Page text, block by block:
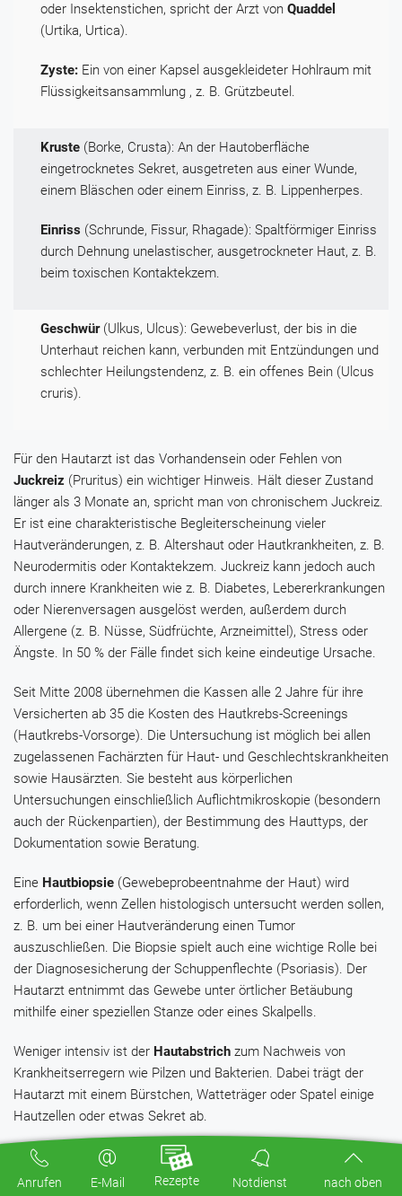
Anrufen E-Mail Rezepte Notdienst nach oben
oder Insektenstichen, spricht der Arzt von Quaddel
(Urtika, Urtica).
Zyste: Ein von einer Kapsel ausgekleideter Hohlraum mit
Flüssigkeitsansammlung , z. B. Grützbeutel.
Kruste (Borke, Crusta): An der Hautoberfläche
eingetrocknetes Sekret, ausgetreten aus einer Wunde,
einem Bläschen oder einem Einriss, z. B. Lippenherpes.
Einriss (Schrunde, Fissur, Rhagade): Spaltförmiger Einriss
durch Dehnung unelastischer, ausgetrockneter Haut, z. B.
beim toxischen Kontaktekzem.
Geschwür(Ulkus, Ulcus): Gewebeverlust, der bis in die
Unterhaut reichen kann, verbunden mit Entzündungen und
schlechter Heilungstendenz, z. B. ein offenes Bein (Ulcus
cruris).
Für den Hautarzt ist das Vorhandensein oder Fehlen von
Juckreiz (Pruritus) ein wichtiger Hinweis. Hält dieser Zustand
länger als 3 Monate an, spricht man von chronischem Juckreiz.
Er ist eine charakteristische Begleiterscheinung vieler
Hautveränderungen, z. B. Altershaut oder Hautkrankheiten, z. B.
Neurodermitis oder Kontaktekzem. Juckreiz kann jedoch auch
durch innere Krankheiten wie z. B. Diabetes, Lebererkrankungen
oder Nierenversagen ausgelöst werden, außerdem durch
Allergene (z. B. Nüsse, Südfrüchte, Arzneimittel), Stress oder
Ängste. In 50 % der Fälle findet sich keine eindeutige Ursache.
Seit Mitte 2008 übernehmen die Kassen alle 2 Jahre für ihre
Versicherten ab 35 die Kosten des Hautkrebs-Screenings
(Hautkrebs-Vorsorge). Die Untersuchung ist möglich bei allen
zugelassenen Fachärzten für Haut- und Geschlechtskrankheiten
sowie Hausärzten. Sie besteht aus körperlichen
Untersuchungen einschließlich Auflichtmikroskopie (besondern
auch der Rückenpartien), der Bestimmung des Hauttyps, der
Dokumentation sowie Beratung.
Eine Hautbiopsie (Gewebeprobeentnahme der Haut) wird
erforderlich, wenn Zellen histologisch untersucht werden sollen,
z. B. um bei einer Hautveränderung einen Tumor
auszuschließen. Die Biopsie spielt auch eine wichtige Rolle bei
der Diagnosesicherung der Schuppenflechte (Psoriasis). Der
Hautarzt entnimmt das Gewebe unter örtlicher Betäubung
mithilfe einer speziellen Stanze oder eines Skalpells.
Weniger intensiv ist der Hautabstrich zum Nachweis von
Krankheitserregern wie Pilzen und Bakterien. Dabei trägt der
Hautarzt mit einem Bürstchen, Watteträger oder Spatel einige
Hautzellen oder etwas Sekret ab.
07.07.2020
| Von: Dr. med. Arne Schäffler in: Gesundheit heute,
herausgegeben von Dr. med. Arne Schäffler. Trias, Stuttgart, 3.